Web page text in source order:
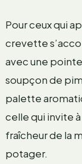
Pour ceux qui
crevette
avec une
soupçon de
palette
celle qui invite
fraîcheur de la
potager.